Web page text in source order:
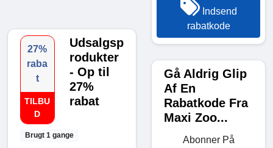
27%
raba
t
TILBU
D
Brugt 1 gange
Udsalgsp
rodukter
- Op til
27%
rabat
Indsend
rabatkode
Gå Aldrig Glip
Af En
Rabatkode Fra
Maxi Zoo...
Abonner På